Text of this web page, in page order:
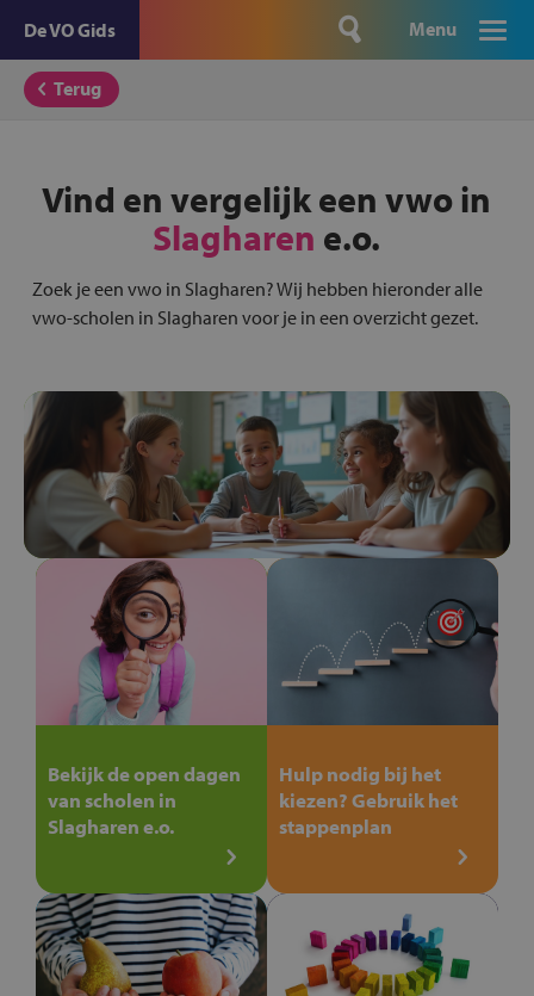
De VO Gids Menu
Terug
Vind en vergelijk een vwo in
Slagharen e.o.
Zoek je een vwo in Slagharen? Wij hebben hieronder alle
vwo-scholen in Slagharen voor je in een overzicht gezet.
Bekijk de open dagen
van scholen in
Slagharen e.o.
Hulp nodig bij het
kiezen? Gebruik het
stappenplan